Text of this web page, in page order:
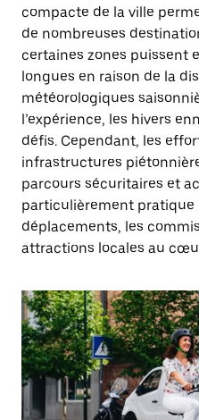
compacte de la ville
de nombreuses
certaines zones puissent
longues en raison de la
météorologiques
l’expérience, les hivers
défis. Cependant, les
infrastructures
parcours sécuritaires et
particulièrement pratique
déplacements, les
attractions locales au